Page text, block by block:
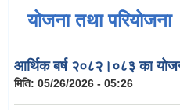
योजना तथा परियोजना
आर्थिक बर्ष २०८२।०८३ का
मिति: 05/26/2026 - 05:26